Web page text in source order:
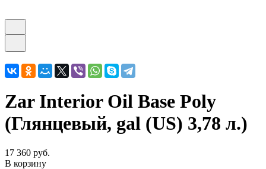
Zar Interior Oil Base Poly
(Глянцевый, gal (US) 3,78 л.)
17 360 руб.
В корзину